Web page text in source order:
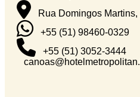
Rua Domingos Martins,
+55 (51) 98460-0329
+55 (51) 3052-3444